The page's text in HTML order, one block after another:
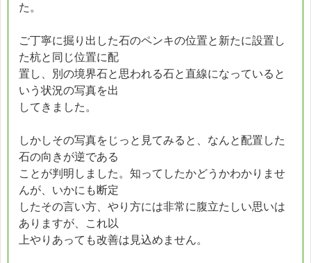
た。
ご丁寧に掘り出した石のペンキの位置と新たに設置し
た杭と同じ位置に配
置し、別の境界石と思われる石と直線になっていると
いう状況の写真を出
してきました。
しかしその写真をじっと見てみると、なんと配置した
石の向きが逆である
ことが判明しました。知ってしたかどうかわかりませ
んが、いかにも断定
したその言い方、やり方には非常に腹立たしい思いは
ありますが、これ以
上やりあっても改善は見込めません。